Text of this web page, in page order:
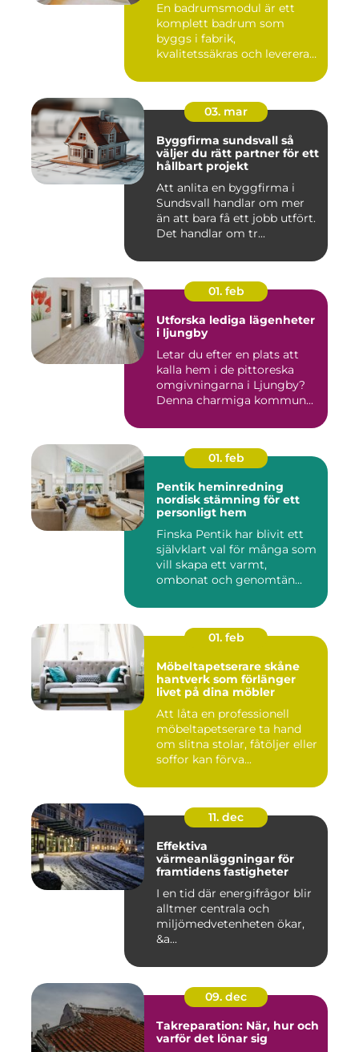
En badrumsmodul är ett
komplett badrum som
byggs i fabrik,
kvalitetssäkras och levereras
03. mar
Byggfirma sundsvall så
väljer du rätt partner för ett
hållbart projekt
Att anlita en byggfirma i
Sundsvall handlar om mer
än att bara få ett jobb utfört.
Det handlar om tr...
01. feb
Utforska lediga lägenheter
i ljungby
Letar du efter en plats att
kalla hem i de pittoreska
omgivningarna i Ljungby?
Denna charmiga kommun...
01. feb
Pentik heminredning
nordisk stämning för ett
personligt hem
Finska Pentik har blivit ett
självklart val för många som
vill skapa ett varmt,
ombonat och genomtän...
01. feb
Möbeltapetserare skåne
hantverk som förlänger
livet på dina möbler
Att låta en professionell
möbeltapetserare ta hand
om slitna stolar, fåtöljer eller
soffor kan förva...
11. dec
Effektiva
värmeanläggningar för
framtidens fastigheter
I en tid där energifrågor blir
alltmer centrala och
miljömedvetenheten ökar,
&a...
09. dec
Takreparation: När, hur och
varför det lönar sig